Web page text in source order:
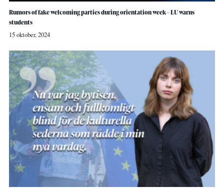
Rumors of fake welcoming parties during orientation week – LU warns
students
15 oktober, 2024